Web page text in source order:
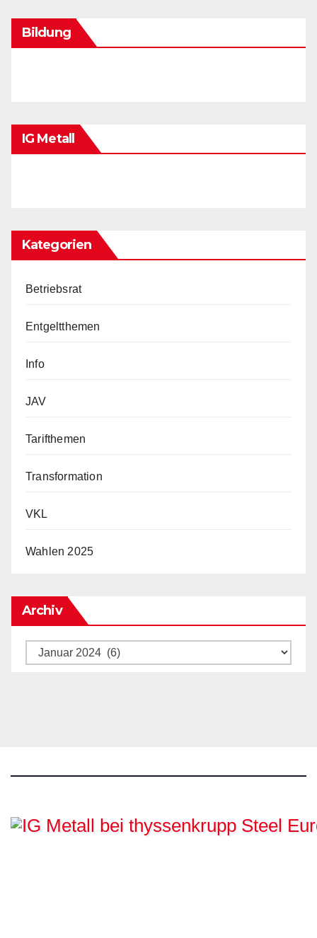
Bildung
IG Metall
Kategorien
Betriebsrat
Entgeltthemen
Info
JAV
Tarifthemen
Transformation
VKL
Wahlen 2025
Archiv
Archiv